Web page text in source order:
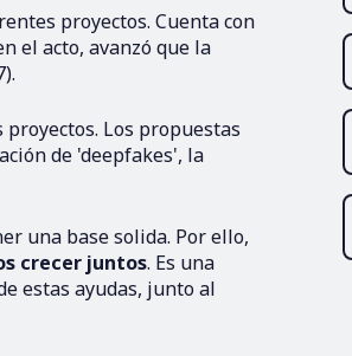
proyectos. Cuenta con
el acto, avanzó que la
Los propuestas
de 'deepfakes', la
una base solida. Por ello,
crecer juntos. Es una
estas ayudas, junto al